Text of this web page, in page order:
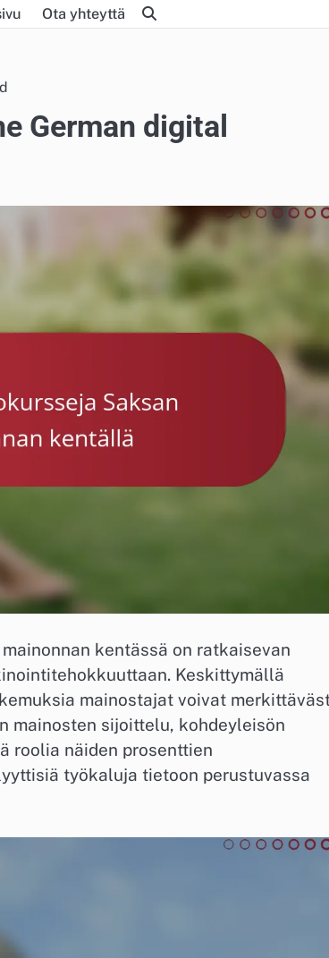
Ota yhteyttä
German digital
kentässä on ratkaisevan
Keskittymällä
mainostajat voivat
mainosten sijoittelu, kohdeyleisön
roolia näiden prosenttien
työkaluja tietoon perustuvassa